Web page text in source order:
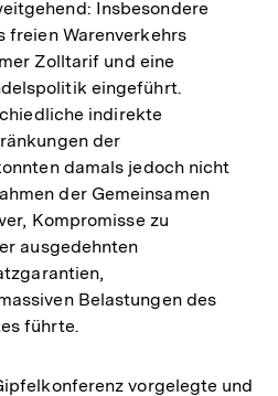
Insbesondere
freien Warenverkehrs
Zolltarif und eine
eingeführt.
indirekte
der
damals jedoch nicht
der Gemeinsamen
Kompromisse zu
ausgedehnten
Belastungen des
führte.
vorgelegte und